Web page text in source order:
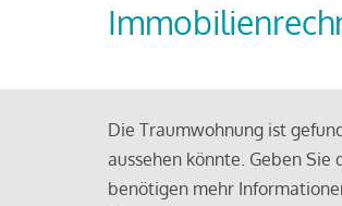
Die Traumwohnung ist
aussehen könnte. Geben
benötigen mehr